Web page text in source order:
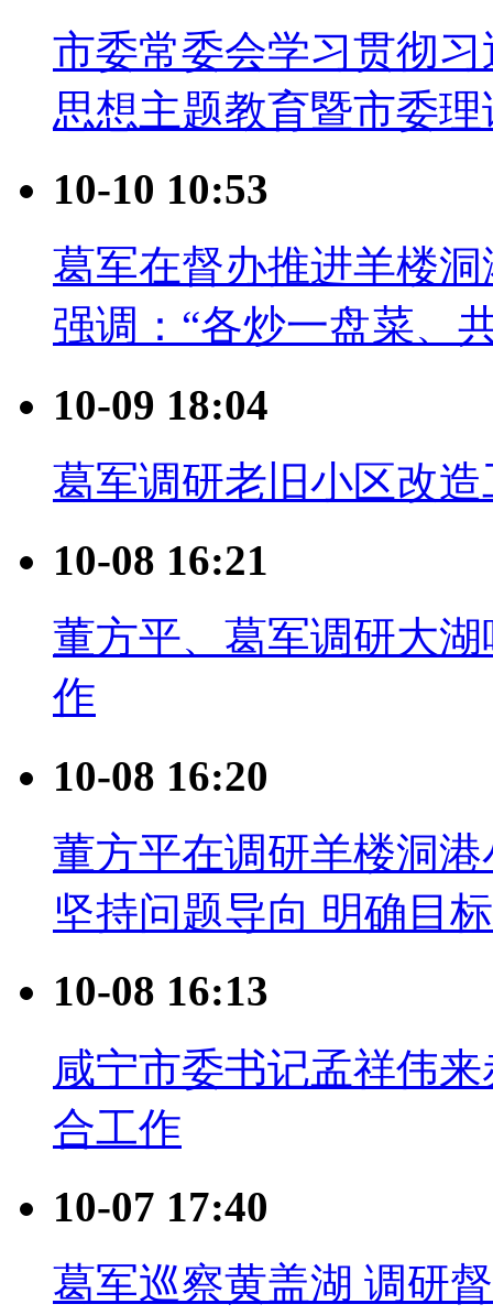
市委常委会学习贯彻
思想主题教育暨市委理
10-10 10:53
葛军在督办推进羊楼
强调：“各炒一盘菜、
10-09 18:04
葛军调研老旧小区改造
10-08 16:21
董方平、葛军调研大
作
10-08 16:20
董方平在调研羊楼洞
坚持问题导向 明确目
10-08 16:13
咸宁市委书记孟祥伟
合工作
10-07 17:40
葛军巡察黄盖湖 调研